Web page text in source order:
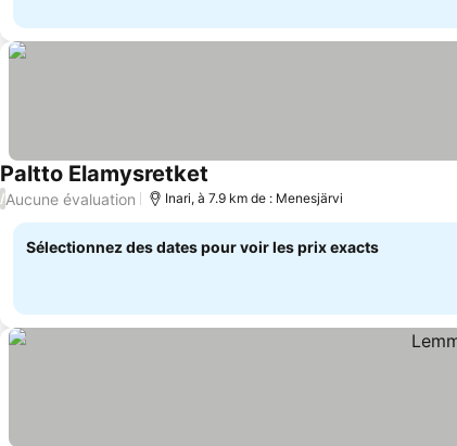
Paltto Elamysretket
/Aucune évaluation Inari, à 7.9 km de : Menesjärvi
Sélectionnez des dates pour voir les prix exacts